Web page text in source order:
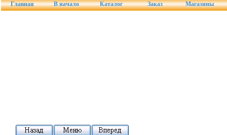
Главная В начало Каталог Заказ Магазины